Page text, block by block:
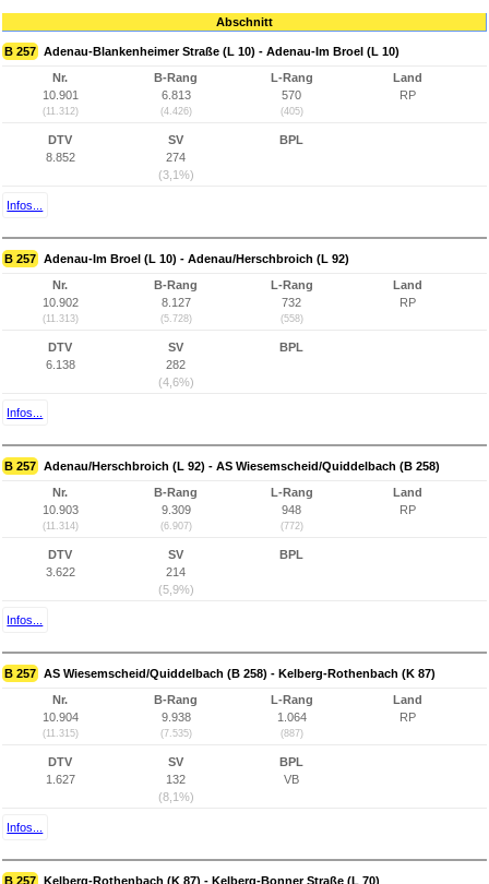
Abschnitt
B 257 Adenau-Blankenheimer Straße (L 10) - Adenau-Im Broel (L 10)
Nr.
10.901
(11.312)
B-Rang
6.813
(4.426)
L-Rang
570
(405)
Land
RP
DTV
8.852
SV
274
(3,1%)
BPL
Infos...
B 257 Adenau-Im Broel (L 10) - Adenau/Herschbroich (L 92)
Nr.
10.902
(11.313)
B-Rang
8.127
(5.728)
L-Rang
732
(558)
Land
RP
DTV
6.138
SV
282
(4,6%)
BPL
Infos...
B 257 Adenau/Herschbroich (L 92) - AS Wiesemscheid/Quiddelbach (B 258)
Nr.
10.903
(11.314)
B-Rang
9.309
(6.907)
L-Rang
948
(772)
Land
RP
DTV
3.622
SV
214
(5,9%)
BPL
Infos...
B 257 AS Wiesemscheid/Quiddelbach (B 258) - Kelberg-Rothenbach (K 87)
Nr.
10.904
(11.315)
B-Rang
9.938
(7.535)
L-Rang
1.064
(887)
Land
RP
DTV
1.627
SV
132
(8,1%)
BPL
VB
Infos...
B 257 Kelberg-Rothenbach (K 87) - Kelberg-Bonner Straße (L 70)